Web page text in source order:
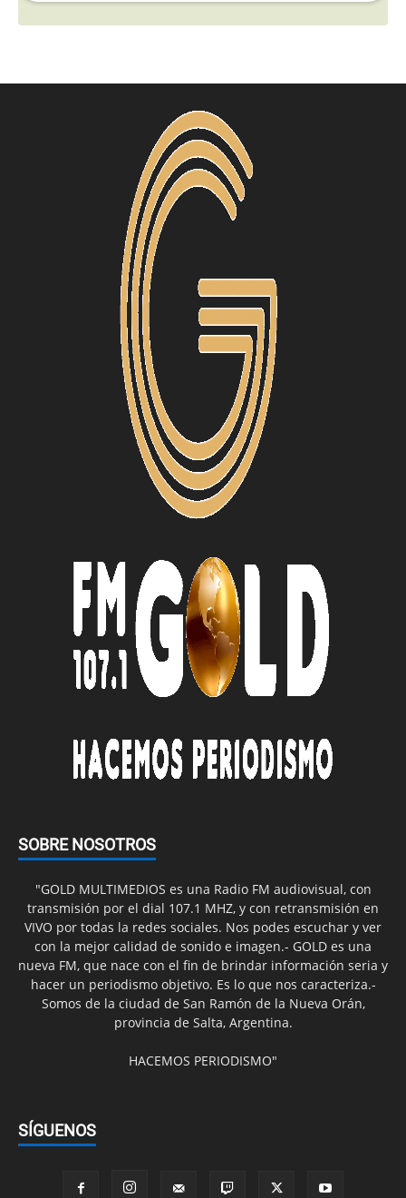
SOBRE NOSOTROS
"GOLD MULTIMEDIOS es una Radio FM audiovisual, con
transmisión por el dial 107.1 MHZ, y con retransmisión en
VIVO por todas la redes sociales. Nos podes escuchar y ver
con la mejor calidad de sonido e imagen.- GOLD es una
nueva FM, que nace con el fin de brindar información seria y
hacer un periodismo objetivo. Es lo que nos caracteriza.-
Somos de la ciudad de San Ramón de la Nueva Orán,
provincia de Salta, Argentina.
HACEMOS PERIODISMO"
SÍGUENOS